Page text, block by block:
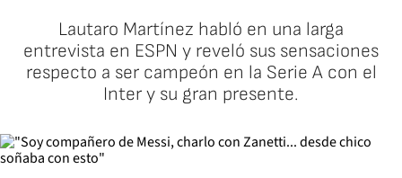
Lautaro Martínez habló en una larga
entrevista en ESPN y reveló sus sensaciones
respecto a ser campeón en la Serie A con el
Inter y su gran presente.